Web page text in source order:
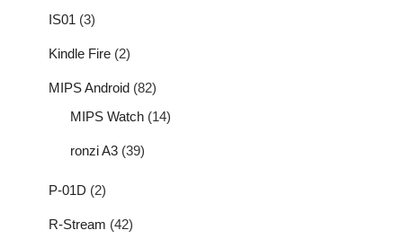
IS01 (3)
Kindle Fire (2)
MIPS Android (82)
MIPS Watch (14)
ronzi A3 (39)
P-01D (2)
R-Stream (42)